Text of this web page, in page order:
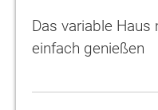
Das variable
einfach genießen